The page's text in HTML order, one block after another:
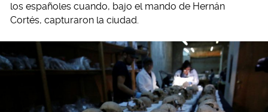
los españoles cuando, bajo el mando de Hernán
Cortés, capturaron la ciudad.